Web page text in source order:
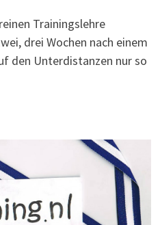
Trainingslehre
drei Wochen nach einem
den Unterdistanzen nur so